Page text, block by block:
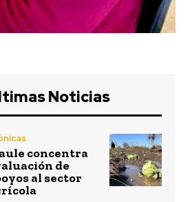
Noticias
concentra
de
al sector